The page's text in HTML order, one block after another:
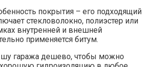
покрытия – его подходящий
стекловолокно, полиэстер или
внутренней и внешней
применяется битум.
гаража дешево, чтобы можно